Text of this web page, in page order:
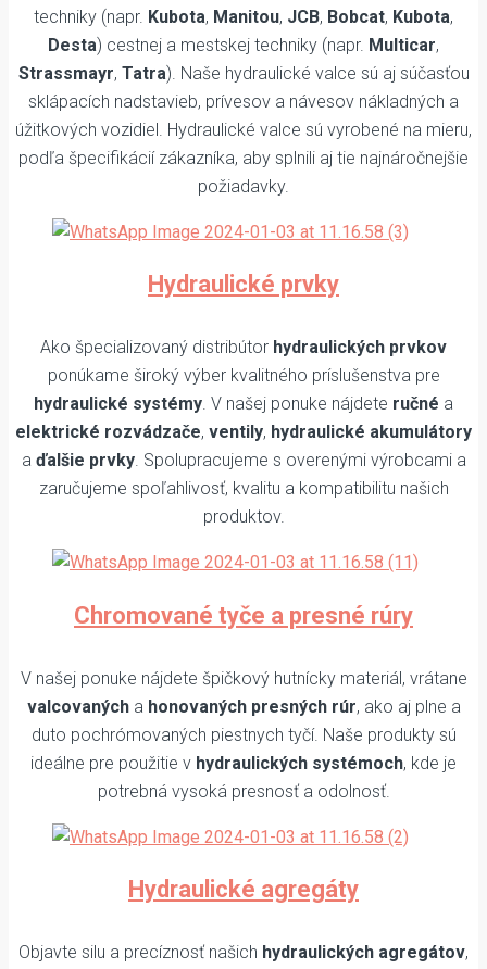
techniky (napr. Kubota, Manitou, JCB, Bobcat, Kubota,
Desta) cestnej a mestskej techniky (napr. Multicar,
Strassmayr, Tatra). Naše hydraulické valce sú aj súčasťou
sklápacích nadstavieb, prívesov a návesov nákladných a
úžitkových vozidiel. Hydraulické valce sú vyrobené na mieru,
podľa špecifikácií zákazníka, aby splnili aj tie najnáročnejšie
požiadavky.
Hydraulické prvky
Ako špecializovaný distribútor hydraulických prvkov
ponúkame široký výber kvalitného príslušenstva pre
hydraulické systémy. V našej ponuke nájdete ručné a
elektrické rozvádzače, ventily, hydraulické akumulátory
a ďalšie prvky. Spolupracujeme s overenými výrobcami a
zaručujeme spoľahlivosť, kvalitu a kompatibilitu našich
produktov.
Chromované tyče a presné rúry
V našej ponuke nájdete špičkový hutnícky materiál, vrátane
valcovanýcha honovaných presných rúr, ako aj plne a
duto pochrómovaných piestnych tyčí. Naše produkty sú
ideálne pre použitie v hydraulických systémoch, kde je
potrebná vysoká presnosť a odolnosť.
Hydraulické agregáty
Objavte silu a precíznosť našich hydraulických agregátov,